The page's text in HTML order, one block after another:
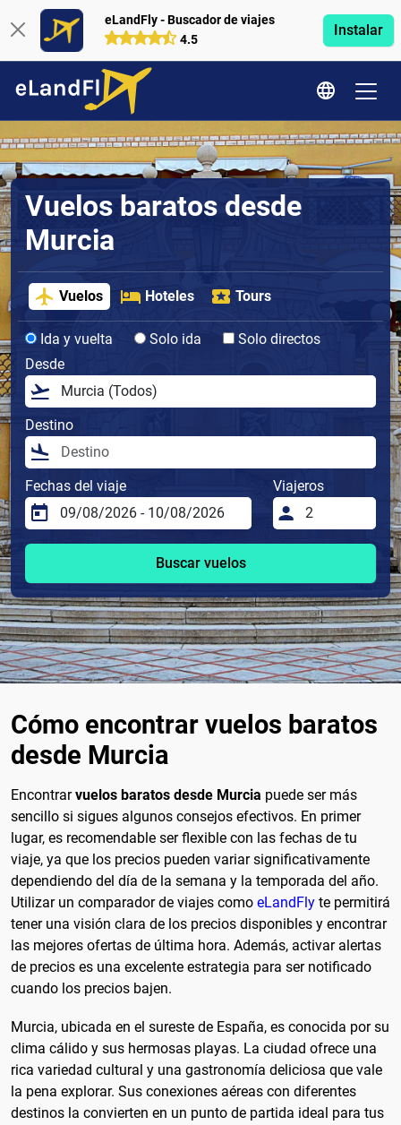
eLandFly - Buscador de viajes
4.5
Instalar
Vuelos baratos desde
Murcia
Vuelos Hoteles Tours
Ida y vuelta Solo ida
Solo directos
Desde
Destino
Fechas del viaje Viajeros
Buscar vuelos
Cómo encontrar vuelos baratos
desde Murcia
Encontrarvuelos baratos desde Murcia puede ser más
sencillo si sigues algunos consejos efectivos. En primer
lugar, es recomendable ser flexible con las fechas de tu
viaje, ya que los precios pueden variar significativamente
dependiendo del día de la semana y la temporada del año.
Utilizar un comparador de viajes como eLandFly te permitirá
tener una visión clara de los precios disponibles y encontrar
las mejores ofertas de última hora. Además, activar alertas
de precios es una excelente estrategia para ser notificado
cuando los precios bajen.
Murcia, ubicada en el sureste de España, es conocida por su
clima cálido y sus hermosas playas. La ciudad ofrece una
rica variedad cultural y una gastronomía deliciosa que vale
la pena explorar. Sus conexiones aéreas con diferentes
destinos la convierten en un punto de partida ideal para tus